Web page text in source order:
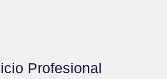
Profesional